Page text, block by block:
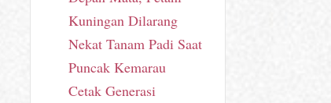
Kuningan Dilarang
Nekat Tanam Padi Saat
Puncak Kemarau
Cetak Generasi